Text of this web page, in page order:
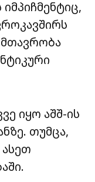
იყო აშშ-ის
თუმცა,